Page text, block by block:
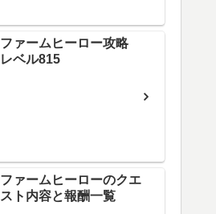
ファームヒーロー攻略
レベル815
ファームヒーローのクエ
スト内容と報酬一覧